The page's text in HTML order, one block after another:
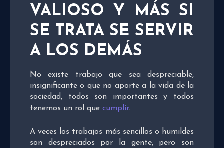
VALIOSO Y MÁS SI
SE TRATA SE SERVIR
A LOS DEMÁS
No existe trabajo que sea despreciable,
insignificante o que no aporte a la vida de la
sociedad, todos son importantes y todos
tenemos un rol que cumplir.
A veces los trabajos más sencillos o humildes
son despreciados por la gente, pero son